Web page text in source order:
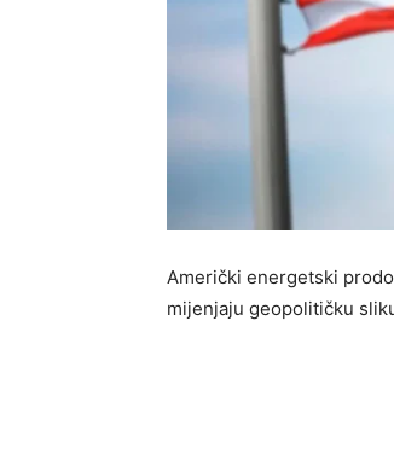
Američki energetski
mijenjaju geopolitičku